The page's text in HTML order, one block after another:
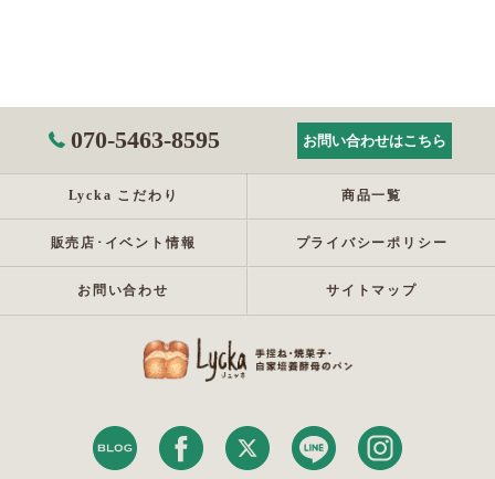
070-5463-8595 お問い合わせはこちら
Lycka こだわり 商品一覧
販売店･イベント情報 プライバシーポリシー
お問い合わせ サイトマップ